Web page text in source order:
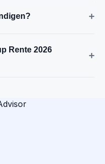
+
Rente 2026
+